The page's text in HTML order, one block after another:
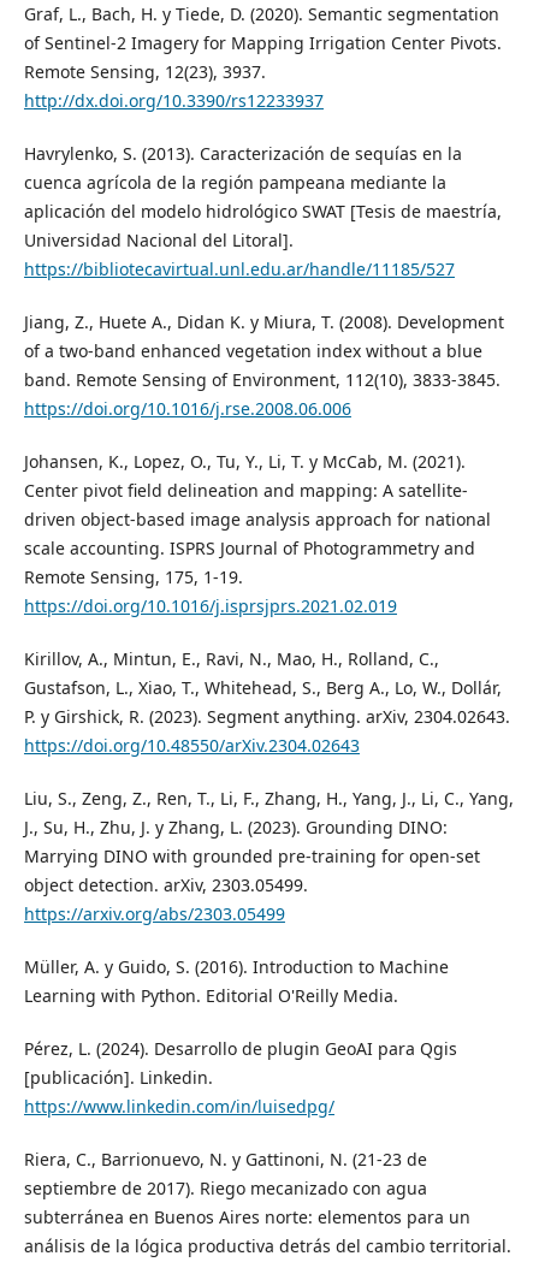
Graf, L., Bach, H. y Tiede, D. (2020). Semantic segmentation
of Sentinel-2 Imagery for Mapping Irrigation Center Pivots.
Remote Sensing, 12(23), 3937.
http://dx.doi.org/10.3390/rs12233937
Havrylenko, S. (2013). Caracterización de sequías en la
cuenca agrícola de la región pampeana mediante la
aplicación del modelo hidrológico SWAT [Tesis de maestría,
Universidad Nacional del Litoral].
https://bibliotecavirtual.unl.edu.ar/handle/11185/527
Jiang, Z., Huete A., Didan K. y Miura, T. (2008). Development
of a two-band enhanced vegetation index without a blue
band. Remote Sensing of Environment, 112(10), 3833-3845.
https://doi.org/10.1016/j.rse.2008.06.006
Johansen, K., Lopez, O., Tu, Y., Li, T. y McCab, M. (2021).
Center pivot field delineation and mapping: A satellite-
driven object-based image analysis approach for national
scale accounting. ISPRS Journal of Photogrammetry and
Remote Sensing, 175, 1-19.
https://doi.org/10.1016/j.isprsjprs.2021.02.019
Kirillov, A., Mintun, E., Ravi, N., Mao, H., Rolland, C.,
Gustafson, L., Xiao, T., Whitehead, S., Berg A., Lo, W., Dollár,
P. y Girshick, R. (2023). Segment anything. arXiv, 2304.02643.
https://doi.org/10.48550/arXiv.2304.02643
Liu, S., Zeng, Z., Ren, T., Li, F., Zhang, H., Yang, J., Li, C., Yang,
J., Su, H., Zhu, J. y Zhang, L. (2023). Grounding DINO:
Marrying DINO with grounded pre-training for open-set
object detection. arXiv, 2303.05499.
https://arxiv.org/abs/2303.05499
Müller, A. y Guido, S. (2016). Introduction to Machine
Learning with Python. Editorial O'Reilly Media.
Pérez, L. (2024). Desarrollo de plugin GeoAI para Qgis
[publicación]. Linkedin.
https://www.linkedin.com/in/luisedpg/
Riera, C., Barrionuevo, N. y Gattinoni, N. (21-23 de
septiembre de 2017). Riego mecanizado con agua
subterránea en Buenos Aires norte: elementos para un
análisis de la lógica productiva detrás del cambio territorial.